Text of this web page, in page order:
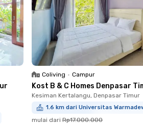
Coliving • Campur
Kost B & C Homes Denpasar
Kesiman Kertalangu, Denpasar Timur
1.6 km dari Universitas
mulai dari Rp17.000.000